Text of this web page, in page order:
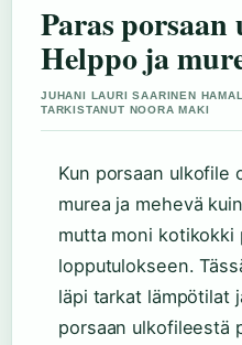
Paras
Helppo ja
JUHANI LAURI SAARINEN
TARKISTANUT NOORA MAKI
Kun porsaan ulkofile
murea ja mehevä
mutta moni kotikokki
lopputulokseen.
läpi tarkat lämpötilat
porsaan ulkofileestä